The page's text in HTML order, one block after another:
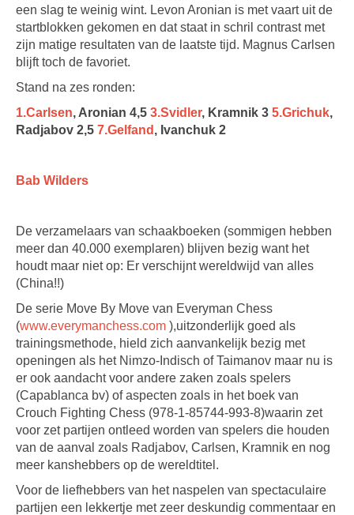
een slag te weinig wint. Levon Aronian is met vaart uit de
startblokken gekomen en dat staat in schril contrast met
zijn matige resultaten van de laatste tijd. Magnus Carlsen
blijft toch de favoriet.
Stand na zes ronden:
1.Carlsen, Aronian 4,5 3.Svidler, Kramnik 3 5.Grichuk,
Radjabov 2,5 7.Gelfand , Ivanchuk 2
Bab Wilders
De verzamelaars van schaakboeken (sommigen hebben
meer dan 40.000 exemplaren) blijven bezig want het
houdt maar niet op: Er verschijnt wereldwijd van alles
(China!!)
De serie Move By Move van Everyman Chess
(www.everymanchess.com ),uitzonderlijk goed als
trainingsmethode, hield zich aanvankelijk bezig met
openingen als het Nimzo-Indisch of Taimanov maar nu is
er ook aandacht voor andere zaken zoals spelers
(Capablanca bv) of aspecten zoals in het boek van
Crouch Fighting Chess (978-1-85744-993-8)waarin zet
voor zet partijen ontleed worden van spelers die houden
van de aanval zoals Radjabov, Carlsen, Kramnik en nog
meer kanshebbers op de wereldtitel.
Voor de liefhebbers van het naspelen van spectaculaire
partijen een lekkertje met zeer deskundig commentaar en